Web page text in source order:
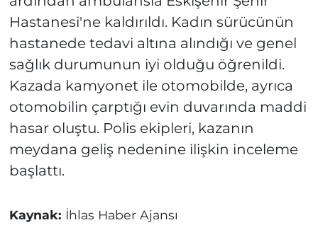
Hastanesi'ne kaldırıldı. Kadın sürücünün
hastanede tedavi altına alındığı ve genel
sağlık durumunun iyi olduğu öğrenildi.
Kazada kamyonet ile otomobilde, ayrıca
otomobilin çarptığı evin duvarında maddi
hasar oluştu. Polis ekipleri, kazanın
meydana geliş nedenine ilişkin inceleme
başlattı.
Kaynak: İhlas Haber Ajansı